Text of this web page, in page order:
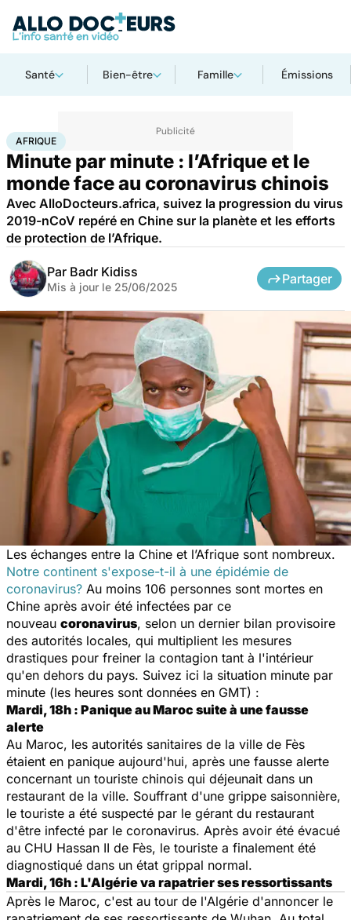
Santé Bien-être Famille Émissions
AccueilSanté Maladies infectieuses
AFRIQUE
Minute par minute : l’Afrique et le
monde face au coronavirus chinois
Avec AlloDocteurs.africa, suivez la progression du virus
2019-nCoV repéré en Chine sur la planète et les efforts
de protection de l’Afrique.
Par Badr Kidiss
Mis à jour le 25/06/2025
Partager
Les échanges entre la Chine et l’Afrique sont nombreux.
Notre continent s'expose-t-il à une épidémie de
coronavirus? Au moins 106 personnes sont mortes en
Chine après avoir été infectées par ce
nouveau coronavirus, selon un dernier bilan provisoire
des autorités locales, qui multiplient les mesures
drastiques pour freiner la contagion tant à l'intérieur
qu'en dehors du pays. Suivez ici la situation minute par
minute (les heures sont données en GMT) :
Mardi, 18h : Panique au Maroc suite à une fausse
alerte
Au Maroc, les autorités sanitaires de la ville de Fès
étaient en panique aujourd'hui, après une fausse alerte
concernant un touriste chinois qui déjeunait dans un
restaurant de la ville. Souffrant d'une grippe saisonnière,
le touriste a été suspecté par le gérant du restaurant
d'être infecté par le coronavirus. Après avoir été évacué
au CHU Hassan II de Fès, le touriste a finalement été
diagnostiqué dans un état grippal normal.
Mardi, 16h : L'Algérie va rapatrier ses ressortissants
Après le Maroc, c'est au tour de l'Algérie d'annoncer le